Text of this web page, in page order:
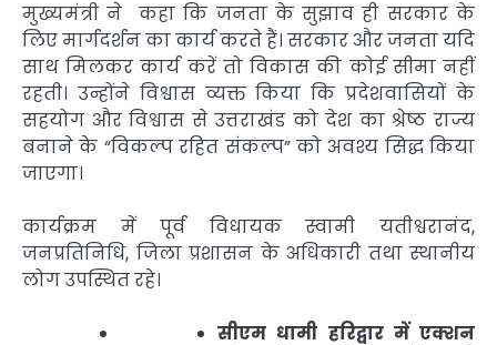
मुख्यमंत्री ने कहा कि जनता के सुझाव ही सरकार के
लिए मार्गदर्शन का कार्य करते हैं। सरकार और जनता यदि
साथ मिलकर कार्य करें तो विकास की कोई सीमा नहीं
रहती। उन्होंने विश्वास व्यक्त किया कि प्रदेशवासियों के
सहयोग और विश्वास से उत्तराखंड को देश का श्रेष्ठ राज्य
बनाने के “विकल्प रहित संकल्प” को अवश्य सिद्ध किया
जाएगा।
कार्यक्रम में पूर्व विधायक स्वामी यतीश्वरानंद,
जनप्रतिनिधि, जिला प्रशासन के अधिकारी तथा स्थानीय
लोग उपस्थित रहे।
सीएम धामी हरिद्वार में एक्शन